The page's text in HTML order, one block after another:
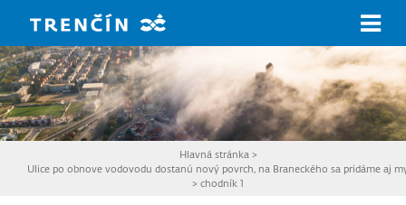
Hlavná stránka >
Ulice po obnove vodovodu dostanú nový povrch, na Braneckého sa pridáme aj
> chodník 1